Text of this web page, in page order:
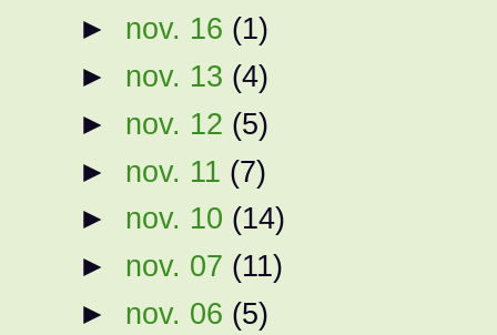
► nov. 16 (1)
► nov. 13 (4)
► nov. 12 (5)
► nov. 11 (7)
► nov. 10 (14)
► nov. 07 (11)
► nov. 06 (5)